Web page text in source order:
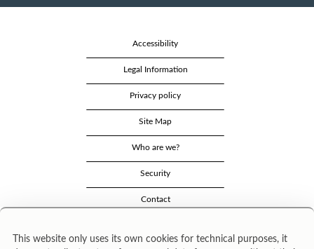
Accessibility
Legal Information
Privacy policy
Site Map
Who are we?
Security
Contact
This website only uses its own cookies for technical purposes, it